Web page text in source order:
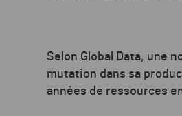
Selon Global Data, une
mutation dans sa
années de ressources